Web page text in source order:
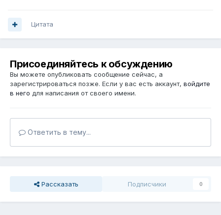
Цитата
Присоединяйтесь к обсуждению
Вы можете опубликовать сообщение сейчас, а
зарегистрироваться позже. Если у вас есть аккаунт, войдите
в него для написания от своего имени.
Ответить в тему...
Рассказать Подписчики 0